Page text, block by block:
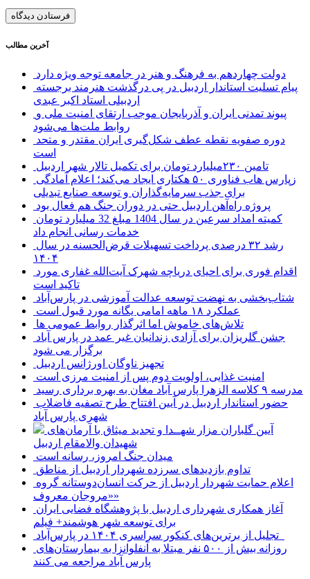
آخرین مطالب
دولت چهاردهم به فرهنگ و هنر در جامعه توجه ویژه دارد
اردبیلی استاد اکبر عبدی
روابط ملت‌ها می‌شود
است
تامین ۲۳۰میلیارد تومان برای تکمیل تالار شهر اردبیل
برای جذب سرمایه‌گذاران و توسعه صنایع تبدیلی
پروژه راه‌آهن اردبیل حتی در دوران جنگ هم فعال بود
خدمات رسانی انجام داد
۱۴۰۴
تاکید است
شتاب‌بخشی به نهضت توسعه عدالت آموزشی در پارس‌آباد
عملکرد ۱۸ ماهه امامی یگانه مورد قبول است
تلاش‌های خاموش اما اثرگذار روابط عمومی ها
برگزار می شود
تجهیز ناوگان اورژانس اردبیل
امنیت غذایی، اولویت دوم پس از امنیت مرزی است
مدرسه ۹ کلاسه الزهرا پارس آباد مغان به بهره برداری رسید
شهری پارس آباد
شهیدان والامقام اردبیل
میدان جنگ امروز، رسانه است
تداوم بازدیدهای سرزده شهردار اردبیل از مناطق
«مروجان معروف»
برای توسعه شهر هوشمند+ فیلم
پارس آباد مراجعه می کنند